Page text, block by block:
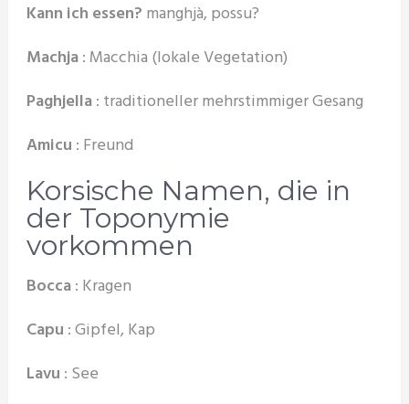
Kann ich essen? manghjà, possu?
Machja: Macchia (lokale Vegetation)
Paghjella: traditioneller mehrstimmiger Gesang
Amicu : Freund
Korsische Namen, die in
der Toponymie
vorkommen
Bocca: Kragen
Capu : Gipfel, Kap
Lavu : See